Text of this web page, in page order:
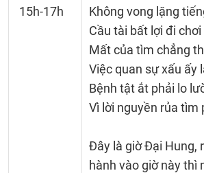
15h-17h
Không vong lặng
Cầu tài bất lợi đi
Mất của tìm chẳng
Việc quan sự xấu ấy
Bệnh tật ắt phải lo
Vì lời nguyền rủa tìm
Đây là giờ Đại Hung,
hành vào giờ này thì